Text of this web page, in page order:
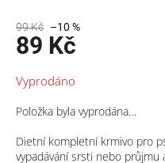
99 Kč –10 %
89 Kč
cena:
Vyprodáno
Položka byla vyprodána…
Dietní kompletní krmivo pro
vypadávání srsti nebo průjmu